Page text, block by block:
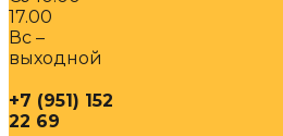
17.00
Вс –
выходной
+7 (951) 152
22 69